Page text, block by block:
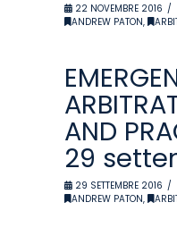
22 NOVEMBRE 2016
ANDREW PATON,
AND
29
29 SETTEMBRE 2016
ANDREW PATON,